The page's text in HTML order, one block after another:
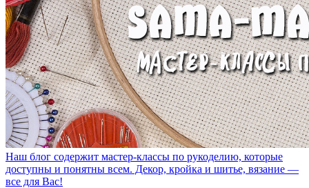
Наш блог содержит мастер-классы по рукоделию, которые
доступны и понятны всем. Декор, кройка и шитье, вязание —
все для Вас!